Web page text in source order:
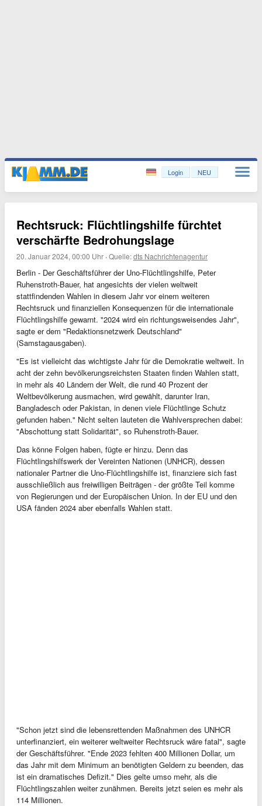
Login NEU
Rechtsruck: Flüchtlingshilfe fürchtet
verschärfte Bedrohungslage
20. Januar 2024, 00:00 Uhr ·Quelle:dts Nachrichtenagentur
Berlin - Der Geschäftsführer der Uno-Flüchtlingshilfe, Peter
Ruhenstroth-Bauer, hat angesichts der vielen weltweit
stattfindenden Wahlen in diesem Jahr vor einem weiteren
Rechtsruck und finanziellen Konsequenzen für die internationale
Flüchtlingshilfe gewarnt. "2024 wird ein richtungsweisendes Jahr",
sagte er dem "Redaktionsnetzwerk Deutschland"
(Samstagausgaben).
"Es ist vielleicht das wichtigste Jahr für die Demokratie weltweit. In
acht der zehn bevölkerungsreichsten Staaten finden Wahlen statt,
in mehr als 40 Ländern der Welt, die rund 40 Prozent der
Weltbevölkerung ausmachen, wird gewählt, darunter Iran,
Bangladesch oder Pakistan, in denen viele Flüchtlinge Schutz
gefunden haben." Nicht selten lauteten die Wahlversprechen dabei:
"Abschottung statt Solidarität", so Ruhenstroth-Bauer.
Das könne Folgen haben, fügte er hinzu. Denn das
Flüchtlingshilfswerk der Vereinten Nationen (UNHCR), dessen
nationaler Partner die Uno-Flüchtlingshilfe ist, finanziere sich fast
ausschließlich aus freiwilligen Beiträgen - der größte Teil komme
von Regierungen und der Europäischen Union. In der EU und den
USA fänden 2024 aber ebenfalls Wahlen statt.
"Schon jetzt sind die lebensrettenden Maßnahmen des UNHCR
unterfinanziert, ein weiterer weltweiter Rechtsruck wäre fatal", sagte
der Geschäftsführer. "Ende 2023 fehlten 400 Millionen Dollar, um
das Jahr mit dem Minimum an benötigten Geldern zu beenden, das
ist ein dramatisches Defizit." Dies gelte umso mehr, als die
Flüchtlingszahlen weiter zunähmen. Bereits jetzt seien es mehr als
114 Millionen.